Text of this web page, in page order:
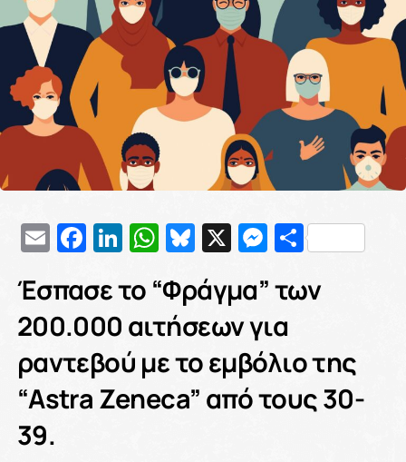
EmailFacebook
LinkedIn
WhatsApp
Bluesky
X
Έσπασε το “Φράγμα” των
200.000 αιτήσεων για
ραντεβού με το εμβόλιο της
“Astra Zeneca” από τους 30-
39.